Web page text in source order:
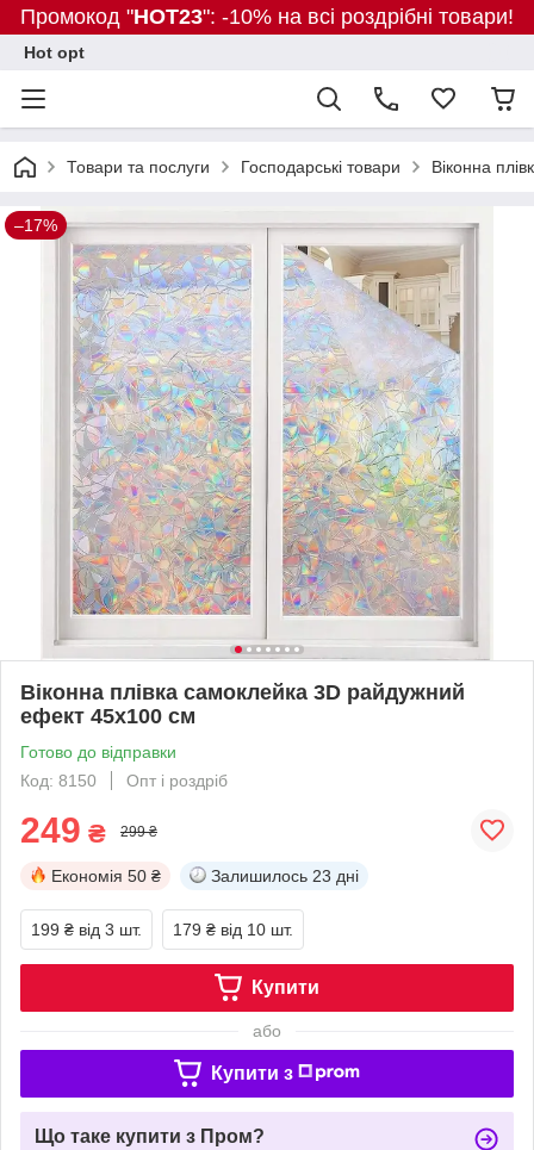
Промокод "HOT23": -10% на всі роздрібні товари!
Hot opt
Товари та послуги Господарські товари Віконна
–17%
Віконна плівка самоклейка 3D райдужний
ефект 45х100 см
Готово до відправки
Код: 8150
Опт і роздріб
249 ₴ 299 ₴
Економія 50 ₴ Залишилось 23 дні
199 ₴ від 3 шт. 179 ₴ від 10 шт.
Купити
або
Купити з
Що таке купити з Пром?